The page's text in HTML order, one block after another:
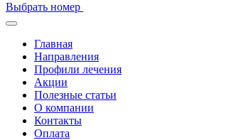
Выбрать номер
Главная
Направления
Профили лечения
Акции
Полезные статьи
О компании
Контакты
Оплата